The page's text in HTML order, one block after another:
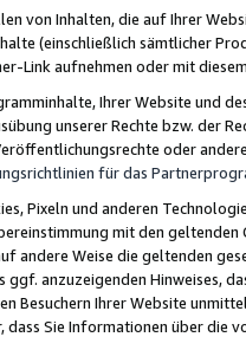
von Inhalten, die auf Ihrer
(einschließlich sämtlicher
Link aufnehmen oder mit
Ihrer Website und
unserer Rechte bzw. der
oder
für das
Pixeln und anderen
mit den
andere Weise die geltenden
ggf. anzuzeigenden Hinweises,
Besuchern Ihrer Website
dass Sie Informationen über die